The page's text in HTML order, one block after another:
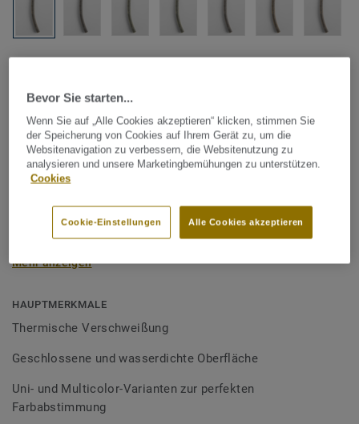
Tarkett Zubehör Komplettsortiment
Schweißschnur für PVC-Böden
- Multicolour BEIGE 0147
zweier PVC-Bahnen verwendet und sorgen für eine
wasserdichte und geschlossene Oberfläche, Grundlage für
Schweißschnüre sind erhältlich in den Varianten Uni und
Bodenbelagssortiment abgestimmt. Durch die Verwendung
von Kontrastfarben lassen sich auch besondere
Mehr anzeigen
HAUPTMERKMALE
Thermische Verschweißung
Geschlossene und wasserdichte Oberfläche
Uni- und Multicolor-Varianten zur perfekten
Farbabstimmung
Bevor Sie starten...
Wenn Sie auf „Alle Cookies akzeptieren“ klicken, stimmen Sie
der Speicherung von Cookies auf Ihrem Gerät zu, um die
Websitenavigation zu verbessern, die Websitenutzung zu
analysieren und unsere Marketingbemühungen zu unterstützen.
Cookies
Alle Cookies akzeptieren
Cookie-Einstellungen